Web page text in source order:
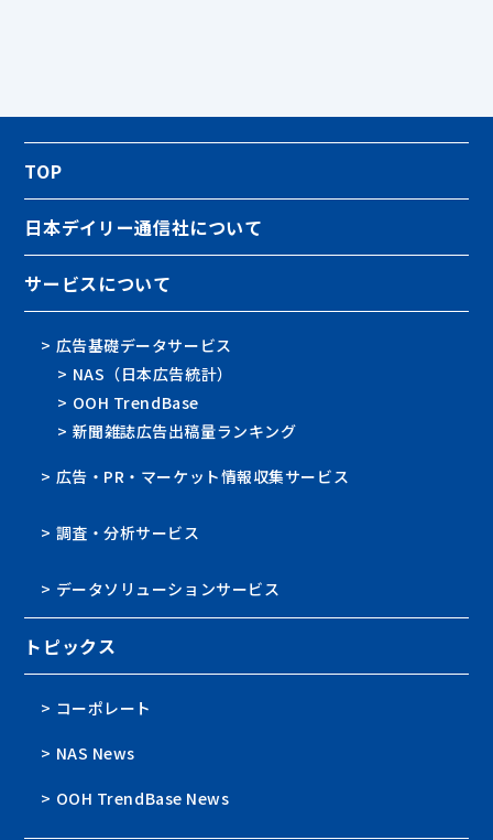
TOP
日本デイリー通信社について
サービスについて
> 広告基礎データサービス
> NAS（日本広告統計）
> OOH TrendBase
> 新聞雑誌広告出稿量ランキング
> 広告・PR・マーケット情報収集サービス
> 調査・分析サービス
> データソリューションサービス
トピックス
> コーポレート
> NAS News
> OOH TrendBase News